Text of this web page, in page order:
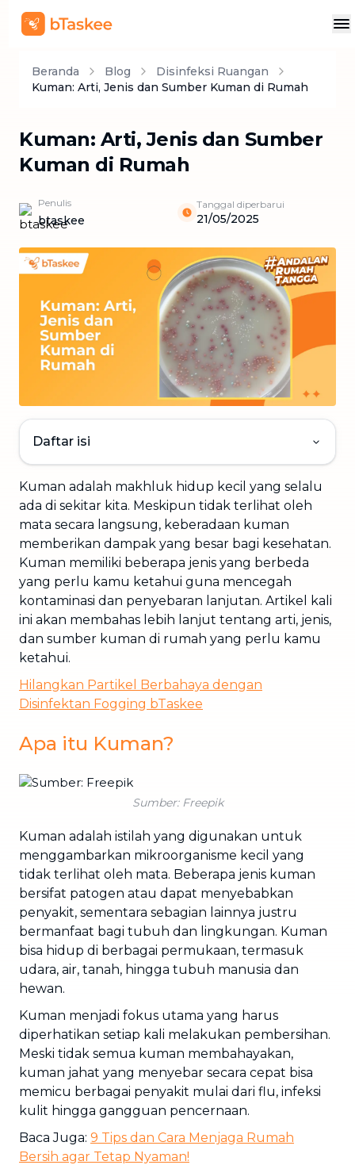
Beranda Blog
Disinfeksi Ruangan
Kuman: Arti, Jenis dan Sumber Kuman di Rumah
Kuman: Arti, Jenis dan Sumber
Kuman di Rumah
Penulis
btaskee
Tanggal diperbarui
21/05/2025
Daftar isi
Kuman adalah makhluk hidup kecil yang selalu
ada di sekitar kita. Meskipun tidak terlihat oleh
mata secara langsung, keberadaan kuman
memberikan dampak yang besar bagi kesehatan.
Kuman memiliki beberapa jenis yang berbeda
yang perlu kamu ketahui guna mencegah
kontaminasi dan penyebaran lanjutan. Artikel kali
ini akan membahas lebih lanjut tentang arti, jenis,
dan sumber kuman di rumah yang perlu kamu
ketahui.
Hilangkan Partikel Berbahaya dengan
Disinfektan Fogging bTaskee
Apa itu Kuman?
Sumber: Freepik
Kuman adalah istilah yang digunakan untuk
menggambarkan mikroorganisme kecil yang
tidak terlihat oleh mata. Beberapa jenis kuman
bersifat patogen atau dapat menyebabkan
penyakit, sementara sebagian lainnya justru
bermanfaat bagi tubuh dan lingkungan. Kuman
bisa hidup di berbagai permukaan, termasuk
udara, air, tanah, hingga tubuh manusia dan
hewan.
Kuman menjadi fokus utama yang harus
diperhatikan setiap kali melakukan pembersihan.
Meski tidak semua kuman membahayakan,
kuman jahat yang menyebar secara cepat bisa
memicu berbagai penyakit mulai dari flu, infeksi
kulit hingga gangguan pencernaan.
Baca Juga: 9 Tips dan Cara Menjaga Rumah
Bersih agar Tetap Nyaman!